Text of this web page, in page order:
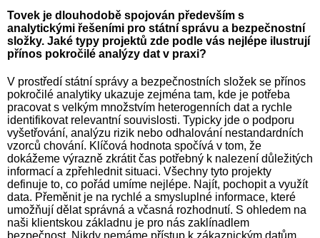
Tovek je dlouhodobě spojován především s
analytickými řešeními pro státní správu a bezpečnostní
složky. Jaké typy projektů zde podle vás nejlépe ilustrují
přínos pokročilé analýzy dat v praxi?
V prostředí státní správy a bezpečnostních složek se přínos
pokročilé analytiky ukazuje zejména tam, kde je potřeba
pracovat s velkým množstvím heterogenních dat a rychle
identifikovat relevantní souvislosti. Typicky jde o podporu
vyšetřování, analýzu rizik nebo odhalování nestandardních
vzorců chování. Klíčová hodnota spočívá v tom, že
dokážeme výrazně zkrátit čas potřebný k nalezení důležitých
informací a zpřehlednit situaci. Všechny tyto projekty
definuje to, co pořád umíme nejlépe. Najít, pochopit a využít
data. Přeměnit je na rychlé a smysluplné informace, které
umožňují dělat správná a včasná rozhodnutí. S ohledem na
naši klientskou základnu je pro nás zaklínadlem
bezpečnost. Nikdy nemáme přístup k zákaznickým datům,